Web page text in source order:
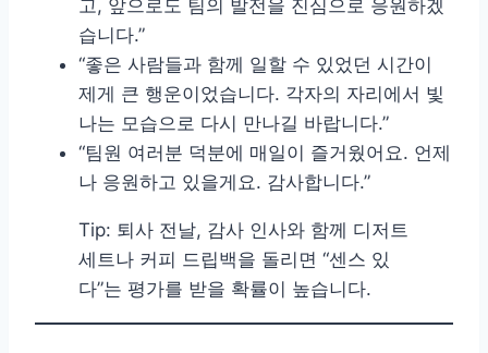
고, 앞으로도 팀의 발전을 진심으로 응원하겠
습니다.”
“좋은 사람들과 함께 일할 수 있었던 시간이
제게 큰 행운이었습니다. 각자의 자리에서 빛
나는 모습으로 다시 만나길 바랍니다.”
“팀원 여러분 덕분에 매일이 즐거웠어요. 언제
나 응원하고 있을게요. 감사합니다.”
Tip: 퇴사 전날, 감사 인사와 함께 디저트
세트나 커피 드립백을 돌리면 “센스 있
다”는 평가를 받을 확률이 높습니다.